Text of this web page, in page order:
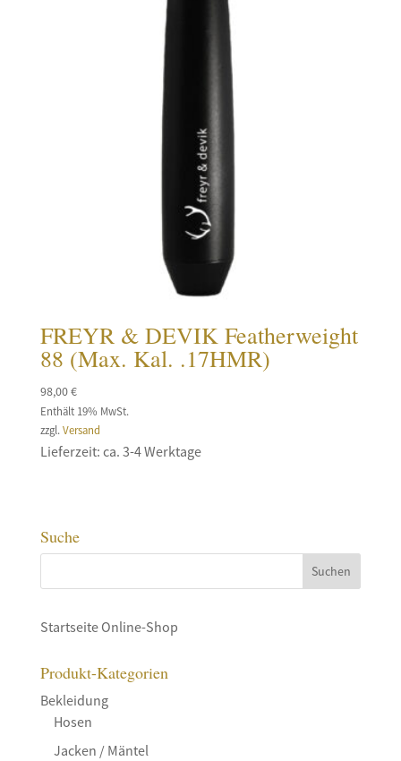
FREYR & DEVIK Featherweight
88 (Max. Kal. .17HMR)
98,00€
Enthält 19% MwSt.
zzgl. Versand
Lieferzeit: ca. 3-4 Werktage
Suche
Startseite Online-Shop
Produkt-Kategorien
Bekleidung
Hosen
Jacken / Mäntel